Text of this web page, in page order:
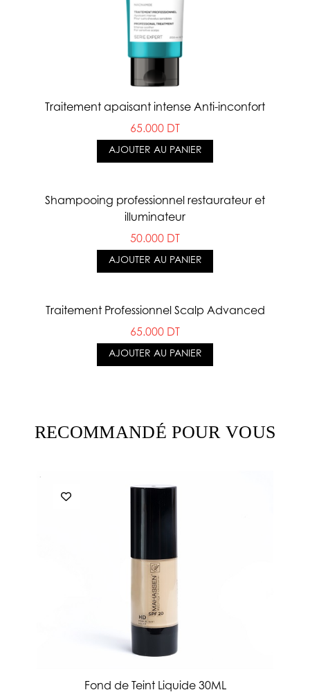
Traitement apaisant intense Anti-inconfort
65.000 DT
AJOUTER AU PANIER
Shampooing professionnel restaurateur et
illuminateur
50.000 DT
AJOUTER AU PANIER
Traitement Professionnel Scalp Advanced
65.000 DT
AJOUTER AU PANIER
RECOMMANDÉ POUR VOUS
Fond de Teint Liquide 30ML